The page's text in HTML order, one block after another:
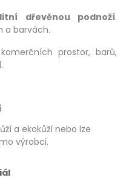
dřevěnou podnoží.
a barvách.
prostor, barů,
a ekokůží nebo lze
výrobci.